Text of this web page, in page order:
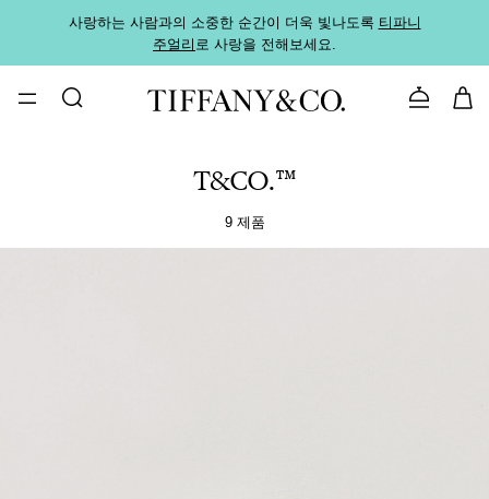
사랑하는 사람과의 소중한 순간이 더욱 빛나도록 티파니
주얼리로 사랑을 전해보세요.
문의하기
T&CO.™
9 제품